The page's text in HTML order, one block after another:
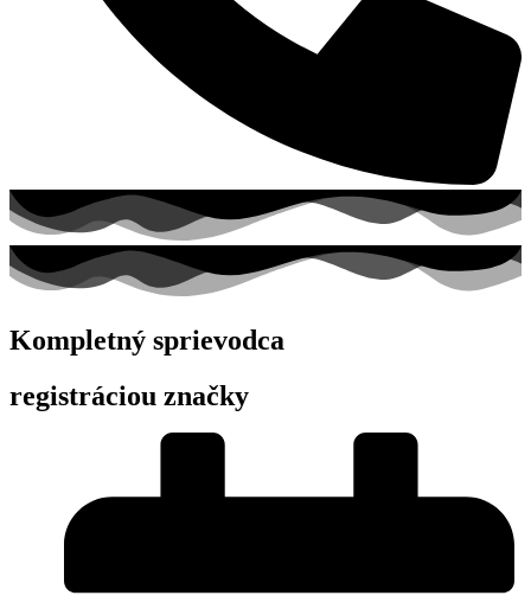
Kompletný sprievodca
registráciou značky